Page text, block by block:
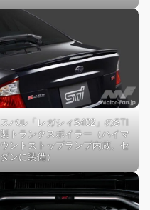
スバル「レガシィS402」のSTI
製トランクスポイラー（ハイマ
ウントストップランプ内蔵、セ
ダンに装備）